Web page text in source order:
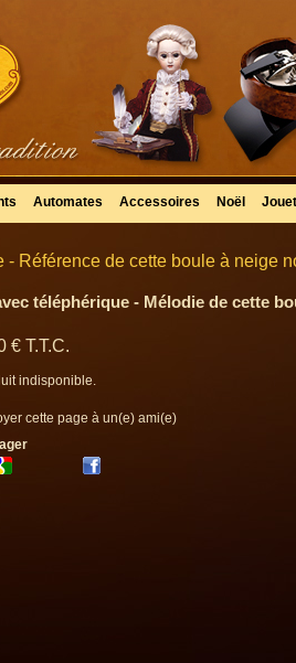
Automates Accessoires Noël
Référence de cette boule à neige
téléphérique - Mélodie de cette
€ T.T.C.
indisponible.
cette page à un(e) ami(e)